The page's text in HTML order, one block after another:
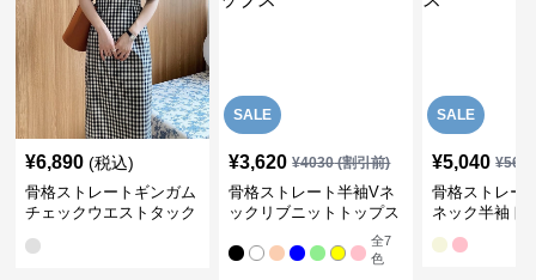
¥6,890 (税込)
骨格ストレートギンガム
チェックウエストタック
SALE
¥3,620 ¥4030(割引前)
骨格ストレート半袖Vネ
ックリブニットトップス
全7
色
SALE
¥5,040 ¥
骨格ストレー
ネック半袖ト